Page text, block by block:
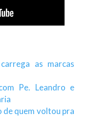
as marcas
Pe. Leandro e
de quem voltou pra